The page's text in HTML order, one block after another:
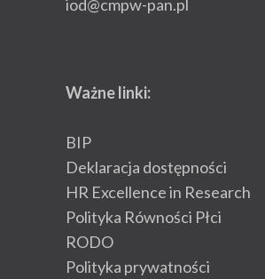
iod@cmpw-pan.pl
Ważne linki:
BIP
Deklaracja dostępności
HR Excellence in Research
Polityka Równości Płci
RODO
Polityka prywatności